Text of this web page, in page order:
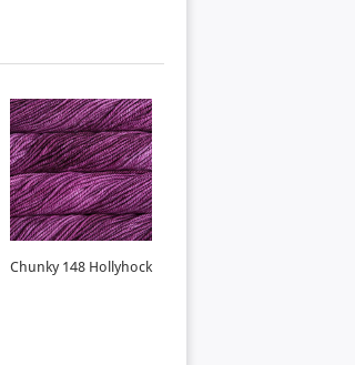
Chunky 148 Hollyhock